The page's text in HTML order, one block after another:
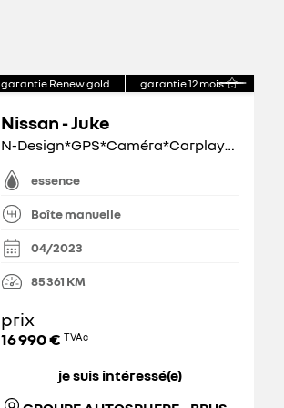
garantie Renew gold garantie12 mois
Nissan - Juke
N-Design*GPS*Caméra*Carplay*Capteurs Av/Ar
essence
Boîte manuelle
04/2023
85 361 KM
prix
16 990 € TVAc
je suis intéressé(e)